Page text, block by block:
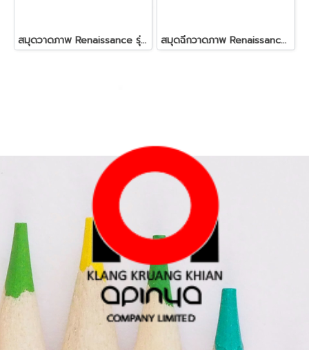
สมุดวาดภาพ Renaissance รุ่น R202 ขนาด 275x375 มม. (ผิวเรียบ) สมุดฉีกวาดภาพ Renaissance รุ่น R-105 ผิวหยาบ ขนาด A4